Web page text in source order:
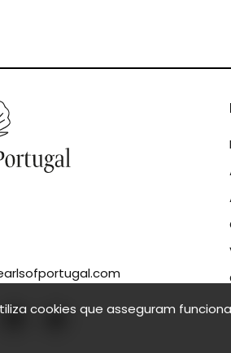
cookies que asseguram